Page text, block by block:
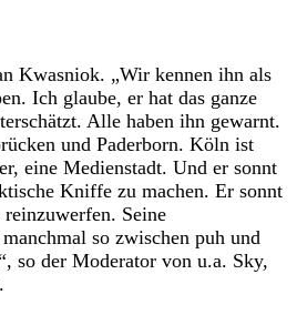
Kwasniok. „Wir kennen ihn als
Ich glaube, er hat das ganze
Alle haben ihn gewarnt.
und Paderborn. Köln ist
eine Medienstadt. Und er sonnt
Kniffe zu machen. Er sonnt
Seine
so zwischen puh und
so der Moderator von u.a. Sky,